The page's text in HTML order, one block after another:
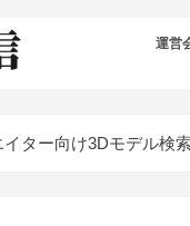
運営
ター向け3Dモデル検